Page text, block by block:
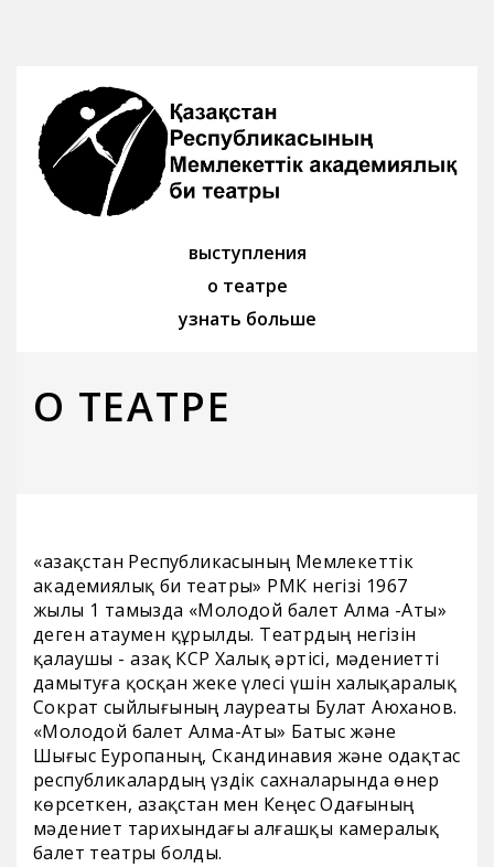
выступления
о театре
узнать больше
О ТЕАТРЕ
«Қазақстан Республикасының Мемлекеттік
академиялық би театры» РМҚК негізі 1967
жылы 1 тамызда «Молодой балет Алма -Аты»
деген атаумен құрылды. Театрдың негізін
қалаушы - Қазақ КСР Халық әртісі, мәдениетті
дамытуға қосқан жеке үлесі үшін халықаралық
Сократ сыйлығының лауреаты Булат Аюханов.
«Молодой балет Алма-Аты» Батыс және
Шығыс Еуропаның, Скандинавия және одақтас
республикалардың үздік сахналарында өнер
көрсеткен, Қазақстан мен Кеңес Одағының
мәдениет тарихындағы алғашқы камералық
балет театры болды.